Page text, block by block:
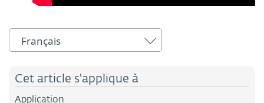
Français
Cet article s'applique à
Application